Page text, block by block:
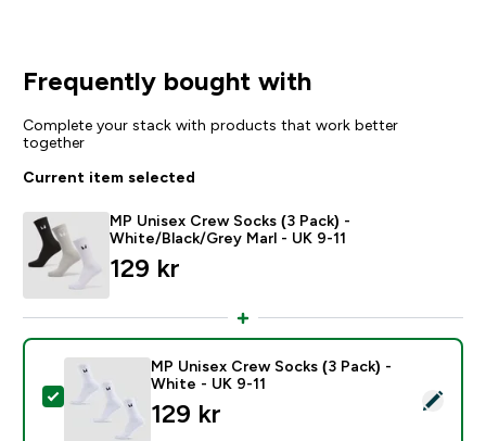
Frequently bought with
Complete your stack with products that work better
together
Current item selected
MP Unisex Crew Socks (3 Pack) -
White/Black/Grey Marl - UK 9-11
129 kr‎
Select this product - MP Unisex Crew Socks (3 Pack)
MP Unisex Crew Socks (3 Pack) -
White - UK 9-11
129 kr‎